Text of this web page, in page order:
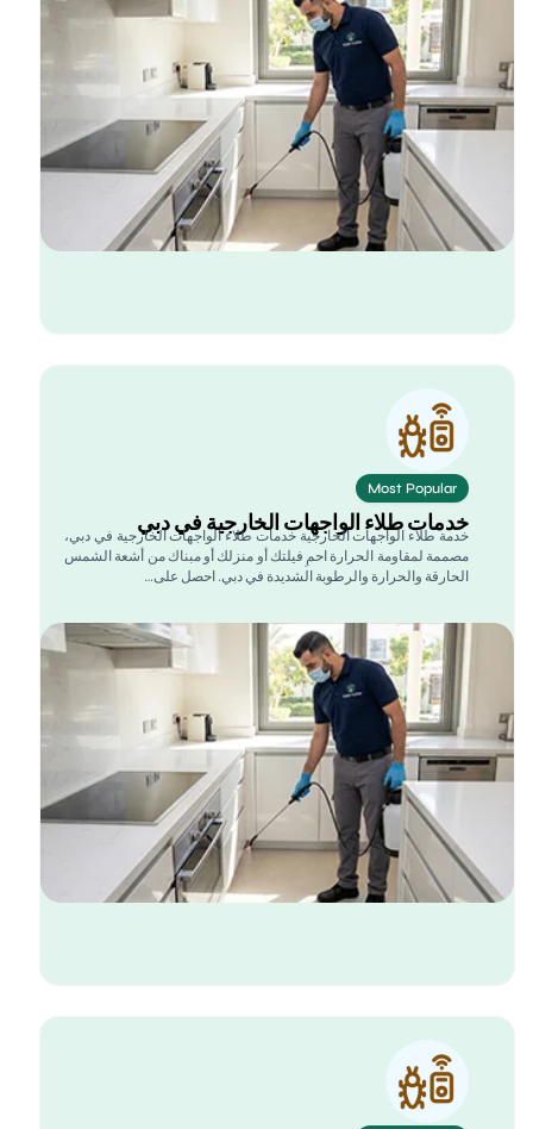
Most Popular
طلاء الواجهات الخارجية في دبي
طلاء الواجهات الخارجية خدمات طلاء الواجهات الخارجية في دبي،
لمقاومة الحرارة احمِ فيلتك أو منزلك أو مبناك من أشعة الشمس
والحرارة والرطوبة الشديدة في دبي. احصل على…